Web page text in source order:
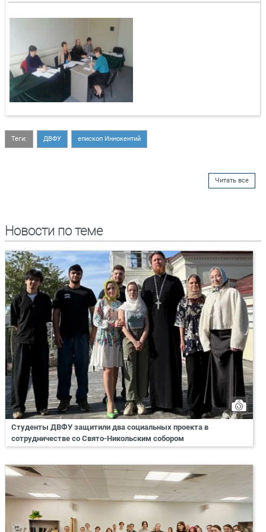
Теги: ДВФУ епископ Иннокентий
Читать все
Новости по теме
Студенты ДВФУ защитили два социальных проекта в
сотрудничестве со Свято-Никольским собором